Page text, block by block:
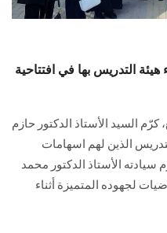
التدريس بها في افتتاحية
كرّم السيد الأستاذ الدكتور حازم
الذين لهم اسهامات
سيادته الأستاذ الدكتور محمد
لجهوده المتميزة أثناء